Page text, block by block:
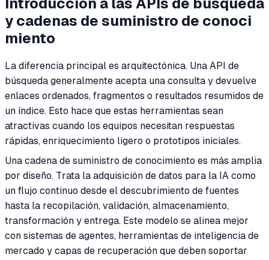
Introducción a las APIs de búsqueda
y cadenas de suministro de conoci
miento
La diferencia principal es arquitectónica. Una API de
búsqueda generalmente acepta una consulta y devuelve
enlaces ordenados, fragmentos o resultados resumidos de
un índice. Esto hace que estas herramientas sean
atractivas cuando los equipos necesitan respuestas
rápidas, enriquecimiento ligero o prototipos iniciales.
Una cadena de suministro de conocimiento es más amplia
por diseño. Trata la adquisición de datos para la IA como
un flujo continuo desde el descubrimiento de fuentes
hasta la recopilación, validación, almacenamiento,
transformación y entrega. Este modelo se alinea mejor
con sistemas de agentes, herramientas de inteligencia de
mercado y capas de recuperación que deben soportar